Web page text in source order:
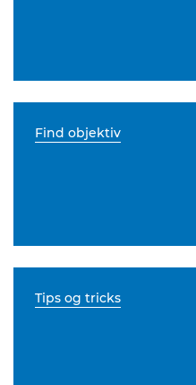
Find objektiv
Tips og tricks